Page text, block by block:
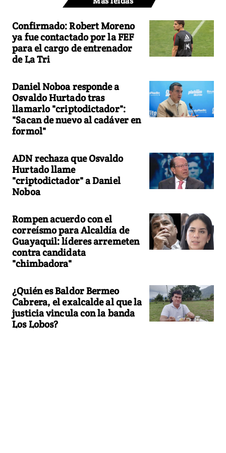
Confirmado: Robert Moreno
ya fue contactado por la FEF
para el cargo de entrenador
de La Tri
Daniel Noboa responde a
Osvaldo Hurtado tras
llamarlo "criptodictador":
"Sacan de nuevo al cadáver en
formol"
ADN rechaza que Osvaldo
Hurtado llame
"criptodictador" a Daniel
Noboa
Rompen acuerdo con el
correísmo para Alcaldía de
Guayaquil: líderes arremeten
contra candidata
"chimbadora"
¿Quién es Baldor Bermeo
Cabrera, el exalcalde al que la
justicia vincula con la banda
Los Lobos?